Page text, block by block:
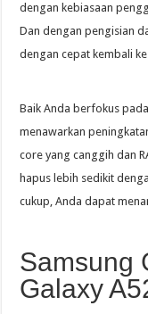
dengan kebiasaan
Dan dengan pengisian
dengan cepat kembali
Baik Anda berfokus
menawarkan
core yang canggih dan
hapus lebih sedikit
cukup, Anda dapat
Samsung
Galaxy